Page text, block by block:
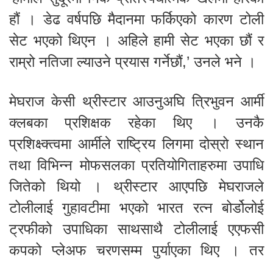
हौं । डेढ वर्षपछि मैदानमा फर्किएको कारण टोली
सेट भएको थिएन । अहिले हामी सेट भएका छौं र
राम्रो नतिजा ल्याउने प्रयास गर्नेछौं,’ उनले भने ।
मेघराज केसी थ्रीस्टार आउनुअघि त्रिभुवन आर्मी
क्लबका प्रशिक्षक रहेका थिए । उनकै
प्रशिक्ष्क्त्वमा आर्मीले राष्ट्रिय लिगमा दोस्रो स्थान
तथा विभिन्न मोफसलका प्रतियोगिताहरुमा उपाधि
जितेको थियो । थ्रीस्टार आएपछि मेघराजले
टोलीलाई गुहावटीमा भएको भारत रत्न बोर्डोलोई
ट्रफीको उपाधिका साथसाथै टोलीलाई एएफसी
कपको प्लेअफ चरणसम्म पुर्याएका थिए । तर